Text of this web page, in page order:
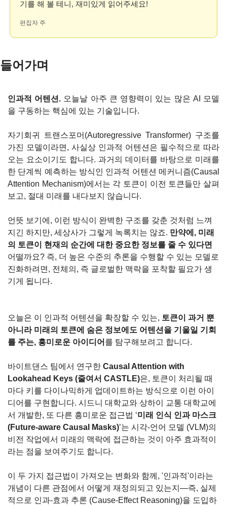
기를 해 볼 테니, 재미있게 읽어주세요!
편집자 주
들어가며
인과적 어텐션. 오늘날 아주 큰 영향력이 있는 많은 AI 모델
을 구동하는 핵심에 있는 기술입니다.
자기회귀 트랜스포머(Autoregressive Transformer) 구조를
가진 모델이라면, 사실상 인과적 어텐션은 필수적으로 따라
오는 요소이기도 합니다. 과거의 데이터를 바탕으로 미래를
한 단계씩 예측하는 방식인 인과적 어텐션 메커니즘(Causal
Attention Mechanism)에서는 각 토큰이 이전 토큰들만 살펴
보고, 절대 미래를 내다보지 않습니다.
언뜻 보기에, 이런 방식이 완벽한 구조를 갖춘 것처럼 느껴
지긴 하지만, 세상사가 그렇게 녹록치는 않죠. 만약에, 미래
의 토큰이 현재의 순간에 대한 중요한 정보를 줄 수 있다면
어떨까요? 즉, 더 높은 수준의 추론을 수행할 수 있는 모델로
진화하려면, 전체의, 즉 글로벌한 맥락을 포착할 필요가 생
기게 됩니다.
오늘은 이 인과적 어텐션을 확장할 수 있는, 토큰이 과거 뿐
아니라 미래의 토큰에 숨은 정보에도 어텐션을 기울일 기회
를 주는, 흥미로운 아이디어 를 탐구해보려고 합니다.
바이트댄스 팀에서 연구한 Causal Attention with
Lookahead Keys (줄여서 CASTLE)은, 토큰이 처리될 때
마다 키를 다이나믹하게 업데이트하는 방식으로 이런 아이
디어를 구현합니다. 시드니 대학교와 상하이 교통 대학교에
서 개발한, 또 다른 흥미로운 접근법 ‘미래 인식 인과 마스크
(Future-aware Causal Masks)’는 시각-언어 모델 (VLM)의
비전 작업에서 미래의 맥락에 접근하는 것이 아주 효과적이
라는 점을 보여주기도 합니다.
이 두 가지 접근법이 가져오는 변화와 함께, '인과적'이라는
개념이 다른 관점에서 어떻게 재정의되고 있는지—즉, 실제
적으로 인과-효과 추론 (Cause-Effect Reasoning)을 도입하